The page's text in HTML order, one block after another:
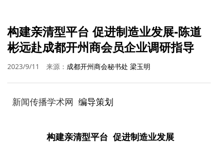
构建亲清型平台 促进制造业发展-陈道
彬远赴成都开州商会员企业调研指导
2023/9/11 来源： 成都开州商会秘书处 梁玉明
新闻传播学术网 编导策划
构建亲清型平台 促进制造业发展